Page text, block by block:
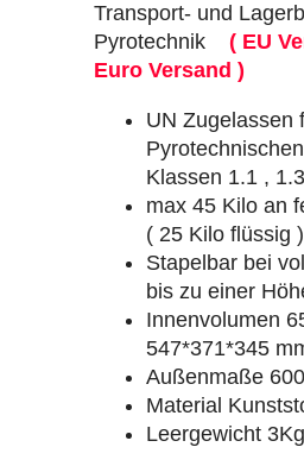
Transport- und
Pyrotechnik ( EU
Euro Versand )
UN Zugelassen
Klassen 1.1 ,
max 45 Kilo an
( 25 Kilo flüssig )
Stapelbar bei
bis zu einer
Innenvolumen
547*371*345
Außenmaße
Material
Leergewicht 3Kg